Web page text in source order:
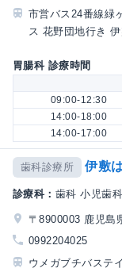
市営バス24番線緑
ス 花野団地行き
胃腸科 診療時間
09:00-12:30
14:00-18:00
14:00-17:00
歯科診療所 伊敷
診療科： 歯科 小児歯
〒8900003 鹿児島
0992204025
ウメガブチバステイ